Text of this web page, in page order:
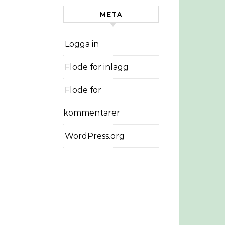
META
Logga in
Flöde för inlägg
Flöde för
kommentarer
WordPress.org